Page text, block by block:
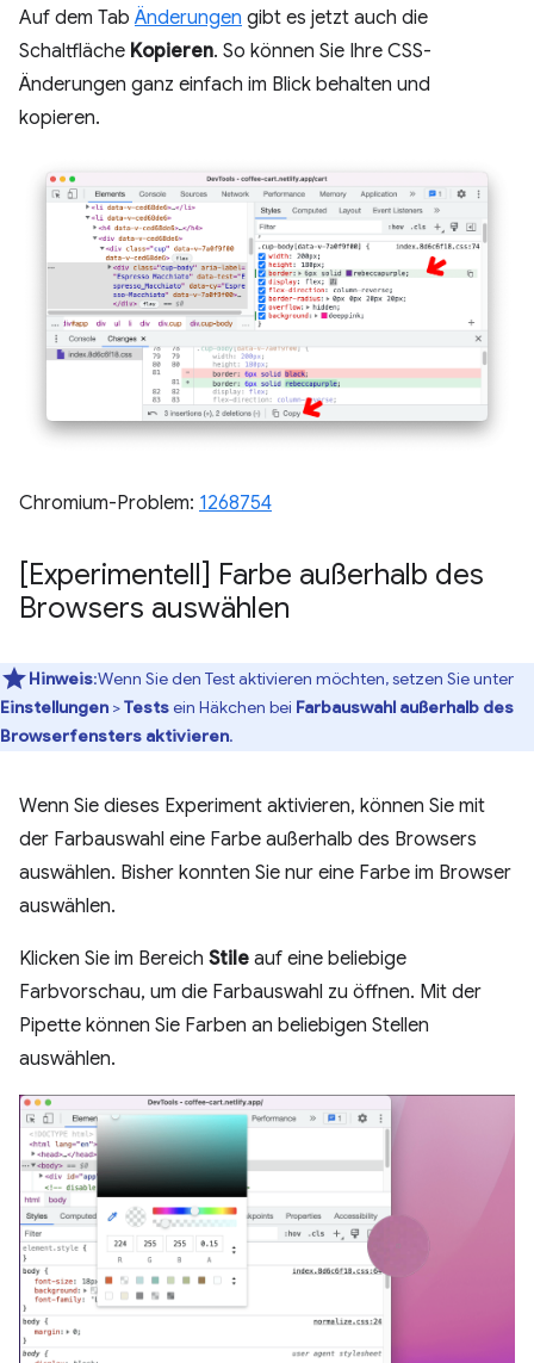
Auf dem Tab Änderungen gibt es jetzt auch die
Schaltfläche Kopieren. So können Sie Ihre CSS-
Änderungen ganz einfach im Blick behalten und
kopieren.
Chromium-Problem: 1268754
[Experimentell] Farbe außerhalb des
Browsers auswählen
Hinweis:Wenn Sie den Test aktivieren möchten, setzen Sie unter
Einstellungen >Testsein Häkchen bei Farbauswahl außerhalb des
Browserfensters aktivieren.
Wenn Sie dieses Experiment aktivieren, können Sie mit
der Farbauswahl eine Farbe außerhalb des Browsers
auswählen. Bisher konnten Sie nur eine Farbe im Browser
auswählen.
Klicken Sie im Bereich Stile auf eine beliebige
Farbvorschau, um die Farbauswahl zu öffnen. Mit der
Pipette können Sie Farben an beliebigen Stellen
auswählen.